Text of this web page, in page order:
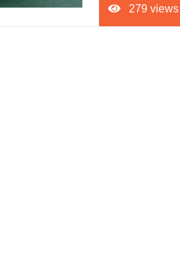
279 views